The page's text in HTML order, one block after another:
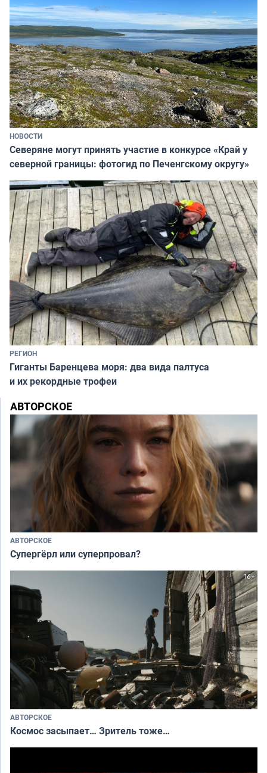
НОВОСТИ
Северяне могут принять участие в конкурсе «Край у
северной границы: фотогид по Печенгскому округу»
РЕГИОН
Гиганты Баренцева моря: два вида палтуса
и их рекордные трофеи
АВТОРСКОЕ
АВТОРСКОЕ
Супергёрл или суперпровал?
АВТОРСКОЕ
Космос засыпает… Зритель тоже…